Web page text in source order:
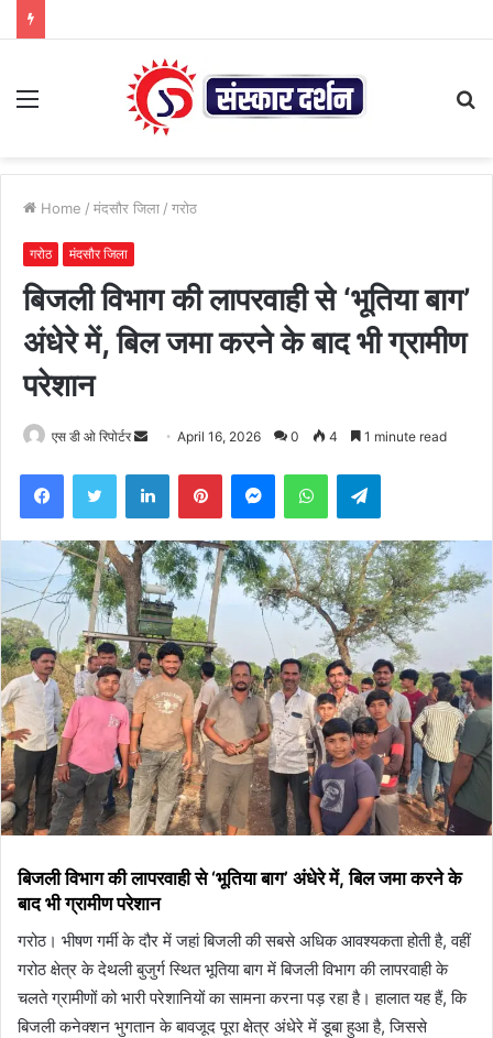
Menu
Home / मंदसौर जिला / गरोठ
गरोठ मंदसौर जिला
बिजली विभाग की लापरवाही से ‘भूतिया बाग’
अंधेरे में, बिल जमा करने के बाद भी ग्रामीण
परेशान
एस डी ओ रिपोर्टर
Send April 16, 2026 0 4 1 minute read
FacebookTwitter LinkedInPinterestMessengerWhatsAppTelegram
बिजली विभाग की लापरवाही से ‘भूतिया बाग’ अंधेरे में, बिल जमा करने के
बाद भी ग्रामीण परेशान
गरोठ। भीषण गर्मी के दौर में जहां बिजली की सबसे अधिक आवश्यकता होती है, वहीं
गरोठ क्षेत्र के देथली बुजुर्ग स्थित भूतिया बाग में बिजली विभाग की लापरवाही के
चलते ग्रामीणों को भारी परेशानियों का सामना करना पड़ रहा है। हालात यह हैं, कि
बिजली कनेक्शन भुगतान के बावजूद पूरा क्षेत्र अंधेरे में डूबा हुआ है, जिससे